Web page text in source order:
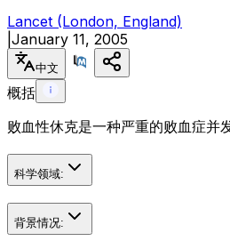
Lancet (London, England)
January 11, 2005
中文
概括
败血性休克是一种严重的败血症并
科学领域:
背景情况: